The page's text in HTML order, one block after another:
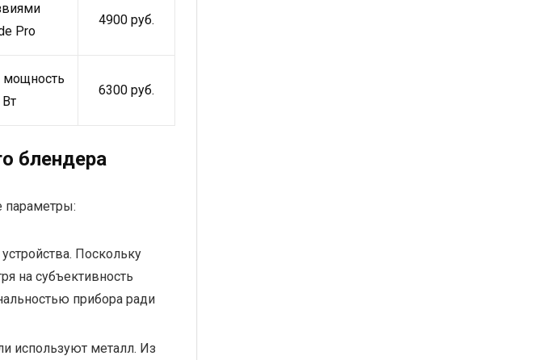
Pro
4900 руб.
мощность
6300 руб.
блендера
параметры:
Поскольку
на субъективность
прибора ради
используют металл. Из